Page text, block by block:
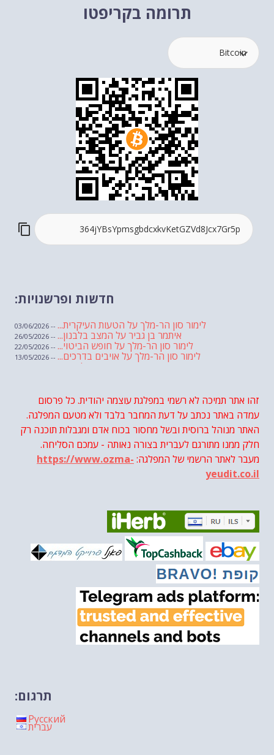
תרומה בקריפטו
חדשות ופרשנויות:
לימור סון הר-מלך על הטעות העיקרית... -- 03/06/2026
איתמר בן גביר על המצב בלבנון... -- 26/05/2026
לימור סון הר-מלך על חופש הביטוי... -- 22/05/2026
לימור סון הר-מלך על אויבים בדרכים... -- 13/05/2026
שבועת אמונים לדעאש
לימור סון הר-מלך על חוק...-- 19/04/2026
מיכאל בן ארי על פרשת הת...
מיכאל בן ארי על פרשת הת... -- 10/04/2026
השר בן גביר במקום נפילת הטיל.... -- 06/04/2026
חוק עונש מוות למחבלים...-- 29/03/2026
מיכאל בן ארי על פרשת השבוע ת... -- 27/03/2026
מיכאל בן ארי על פרשת השבוע ת...-- 20/03/2026
מיכאל בן ארי על דילמת המנהיגות....
מיכאל בן ארי על פרשת הת...
מיכאל בן ארי על פרשת הת...
מיכאל בן ארי על פרשת הת...-- 13/02/2026
מיכאל בן ארי על פרשת השבוע ת...-- 06/02/2026
חלקם של היהודים הולך ופוחת....
מיכאל בן ארי על פרשת השבוע ת...
זהו אתר תמיכה לא רשמי במפלגת עוצמה יהודית. כל פרסום
עמדה באתר נכתב על דעת המחבר בלבד ולא מטעם המפלגה.
האתר מנוהל ברוסית ובשל מחסור בכוח אדם ומגבלות תוכנה רק
חלק ממנו מתורגם לעברית בצורה נאותה - עמכם הסליחה.
מעבר לאתר הרשמי של המפלגה: https://www.ozma-
yeudit.co.il
תרגום:
Русский
עברית